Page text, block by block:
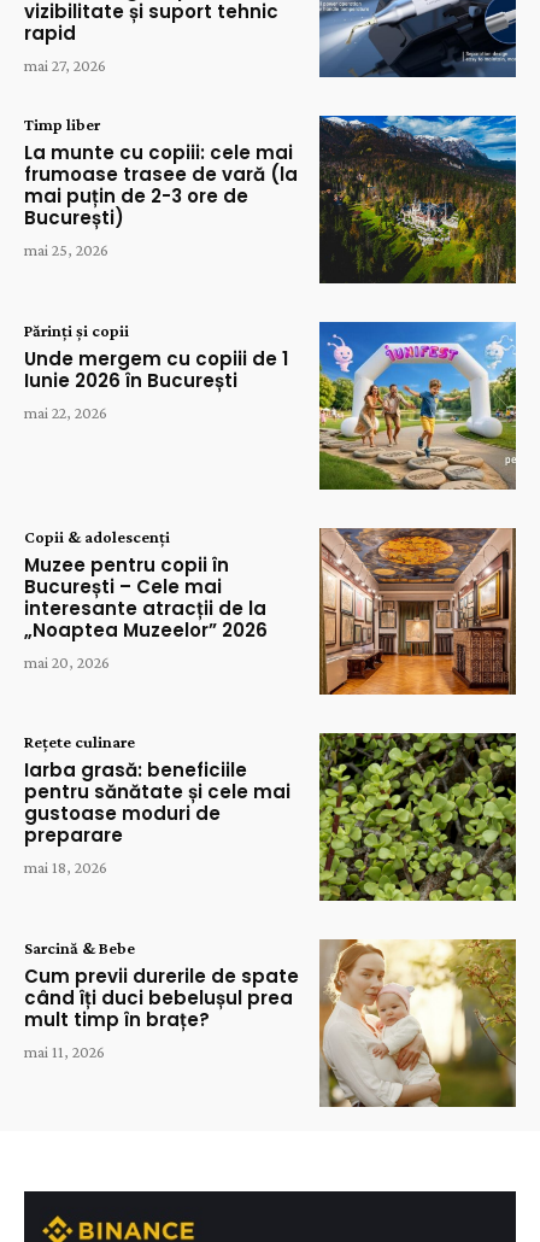
vizibilitate și suport tehnic
rapid
mai 27, 2026
Timp liber
La munte cu copiii: cele mai
frumoase trasee de vară (la
mai puțin de 2-3 ore de
București)
mai 25, 2026
Părinți și copii
Unde mergem cu copiii de 1
Iunie 2026 în București
mai 22, 2026
Copii & adolescenți
Muzee pentru copii în
București – Cele mai
interesante atracții de la
„Noaptea Muzeelor” 2026
mai 20, 2026
Rețete culinare
Iarba grasă: beneficiile
pentru sănătate și cele mai
gustoase moduri de
preparare
mai 18, 2026
Sarcină & Bebe
Cum previi durerile de spate
când îți duci bebelușul prea
mult timp în brațe?
mai 11, 2026